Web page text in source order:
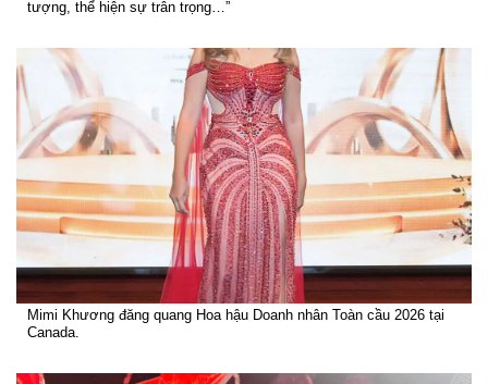
tượng, thể hiện sự trân trọng…”
Mimi Khương đăng quang Hoa hậu Doanh nhân Toàn cầu 2026 tại
Canada.